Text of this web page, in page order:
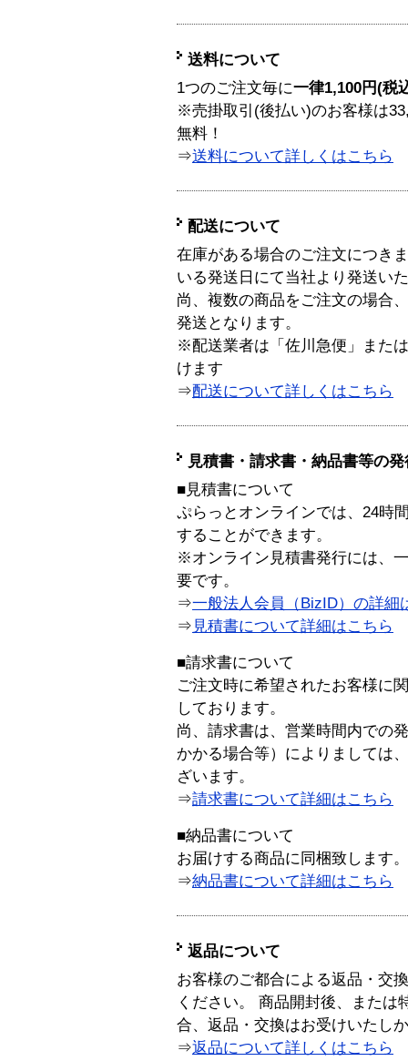
送料について
1つのご注文毎に一律1,100円(税
※売掛取引(後払い)のお客様は
無料！
⇒送料について詳しくはこちら
配送について
在庫がある場合のご注文につき
いる発送日にて当社より発送い
尚、複数の商品をご注文の場合
発送となります。
※配送業者は「佐川急便」また
けます
⇒配送について詳しくはこちら
見積書・請求書・納品書等の
■見積書について
ぷらっとオンラインでは、24時
することができます。
※オンライン見積書発行には、
要です。
⇒一般法人会員（BizID）の詳細
⇒ 見積書について詳細はこちら
■請求書について
ご注文時に希望されたお客様に
しております。
尚、請求書は、営業時間内での
かかる場合等）によりましては
ざいます。
⇒請求書について詳細はこちら
■納品書について
お届けする商品に同梱致します。
⇒納品書について詳細はこちら
返品について
お客様のご都合による返品・交
ください。 商品開封後、または
合、返品・交換はお受けいたし
⇒返品について詳しくはこちら